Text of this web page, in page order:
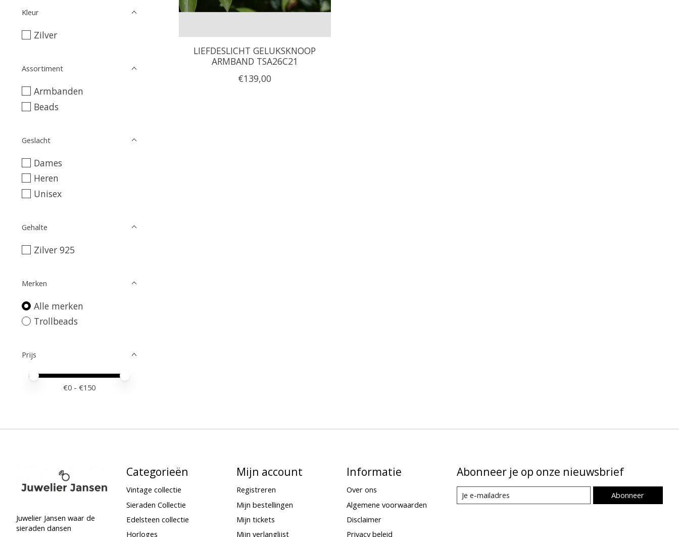
Kleur
Zilver
Assortiment
Armbanden
Beads
Geslacht
Dames
Heren
Unisex
Gehalte
Zilver 925
Merken
Alle merken
Trollbeads
Prijs
Minimale prijswaarde
Price maximum value
€0 - €150
LIEFDESLICHT GELUKSKNOOP
ARMBAND TSA26C21
€139,00
Juwelier Jansen waar de
sieraden dansen
Categorieën
Vintage collectie
Sieraden Collectie
Edelsteen collectie
Horloges
Mijn account
Registreren
Mijn bestellingen
Mijn tickets
Mijn verlanglijst
Informatie
Over ons
Algemene voorwaarden
Disclaimer
Privacy beleid
Abonneer je op onze nieuwsbrief
Abonneer